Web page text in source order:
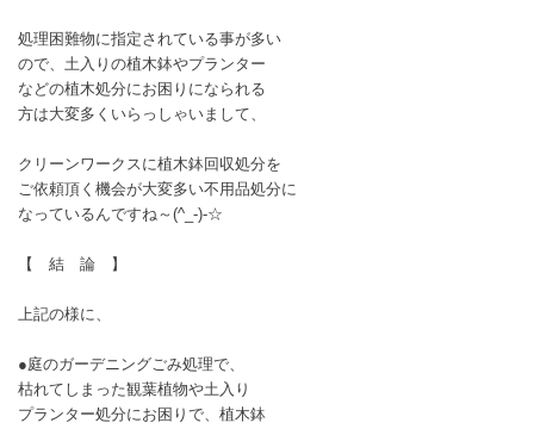
処理困難物に指定されている事が多い
ので、土入りの植木鉢やプランター
などの植木処分にお困りになられる
方は大変多くいらっしゃいまして、
クリーンワークスに植木鉢回収処分を
ご依頼頂く機会が大変多い不用品処分に
なっているんですね～(^_-)-☆
【 結 論 】
上記の様に、
●庭のガーデニングごみ処理で、
枯れてしまった観葉植物や土入り
プランター処分にお困りで、植木鉢